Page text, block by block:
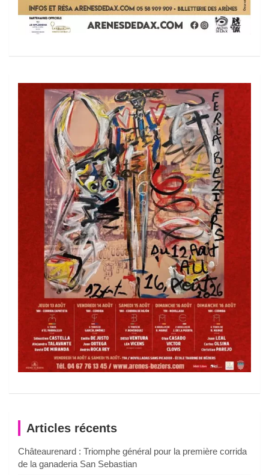
Articles récents
Châteaurenard : Triomphe général pour la première corrida
de la ganaderia San Sebastian